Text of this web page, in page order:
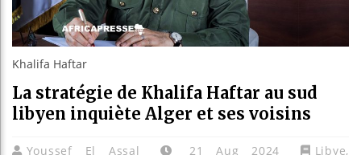
Khalifa Haftar
La stratégie de Khalifa Haftar au sud
libyen inquiète Alger et ses voisins
Youssef El Assal 21 Aug 2024 Libye,